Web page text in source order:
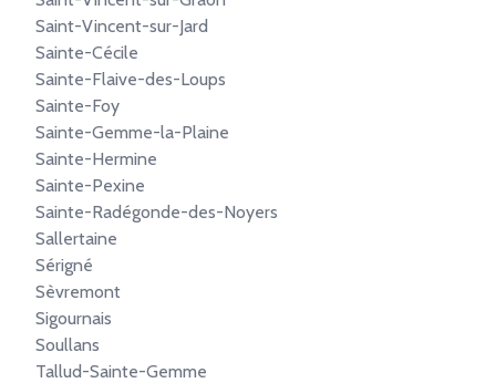
Saint-Vincent-sur-Jard
Sainte-Cécile
Sainte-Flaive-des-Loups
Sainte-Foy
Sainte-Gemme-la-Plaine
Sainte-Hermine
Sainte-Pexine
Sainte-Radégonde-des-Noyers
Sallertaine
Sérigné
Sèvremont
Sigournais
Soullans
Tallud-Sainte-Gemme